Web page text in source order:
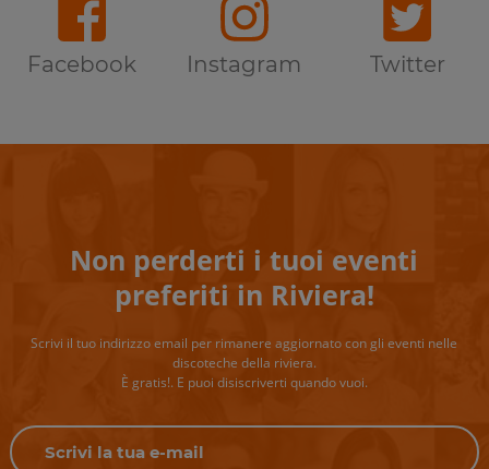
Facebook Instagram Twitter
Non perderti i tuoi eventi
preferiti in Riviera!
Scrivi il tuo indirizzo email per rimanere aggiornato con gli eventi nelle
discoteche della riviera.
È gratis!. E puoi disiscriverti quando vuoi.